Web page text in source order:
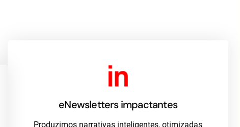
eNewsletters impactantes
Produzimos narrativas inteligentes, otimizadas